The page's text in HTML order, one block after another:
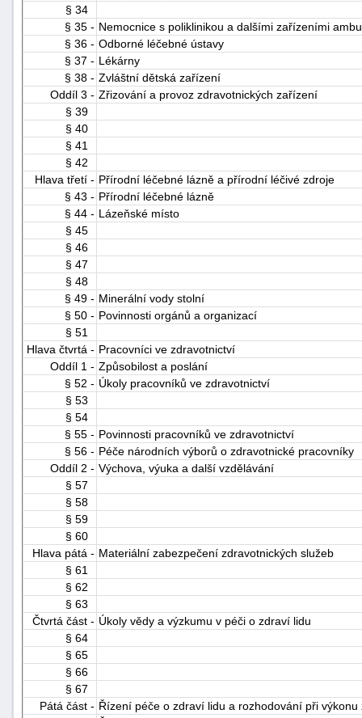
§ 34
§ 35 - Nemocnice s poliklinikou a dalšími zařízeními
§ 36 - Odborné léčebné ústavy
§ 37 - Lékárny
§ 38 - Zvláštní dětská zařízení
Oddíl 3 - Zřizování a provoz zdravotnických zařízení
§ 39
§ 40
§ 41
§ 42
Hlava třetí - Přírodní léčebné lázně a přírodní léčivé zdroje
§ 43 - Přírodní léčebné lázně
§ 44 - Lázeňské místo
§ 45
§ 46
§ 47
§ 48
§ 49 - Minerální vody stolní
§ 50 - Povinnosti orgánů a organizací
§ 51
Hlava čtvrtá - Pracovníci ve zdravotnictví
Oddíl 1 - Způsobilost a poslání
§ 52 - Úkoly pracovníků ve zdravotnictví
§ 53
§ 54
§ 55 - Povinnosti pracovníků ve zdravotnictví
§ 56 - Péče národních výborů o zdravotnické pracovníky
Oddíl 2 - Výchova, výuka a další vzdělávání
§ 57
§ 58
§ 59
§ 60
Hlava pátá - Materiální zabezpečení zdravotnických služeb
§ 61
§ 62
§ 63
Čtvrtá část - Úkoly vědy a výzkumu v péči o zdraví lidu
§ 64
§ 65
§ 66
§ 67
Pátá část - Řízení péče o zdraví lidu a rozhodování při výkonu